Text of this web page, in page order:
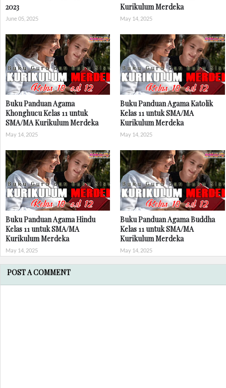
2023
June 05, 2025
Kurikulum Merdeka
May 14, 2025
Buku Panduan Agama
Khonghucu Kelas 11 untuk
SMA/MA Kurikulum Merdeka
May 14, 2025
Buku Panduan Agama Katolik
Kelas 11 untuk SMA/MA
Kurikulum Merdeka
May 14, 2025
Buku Panduan Agama Hindu
Kelas 11 untuk SMA/MA
Kurikulum Merdeka
May 14, 2025
Buku Panduan Agama Buddha
Kelas 11 untuk SMA/MA
Kurikulum Merdeka
May 14, 2025
POST A COMMENT